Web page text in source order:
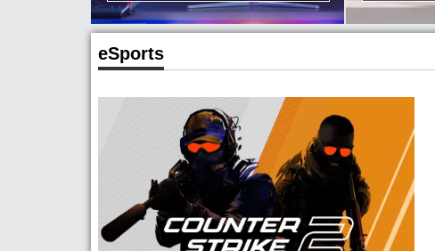
eSports